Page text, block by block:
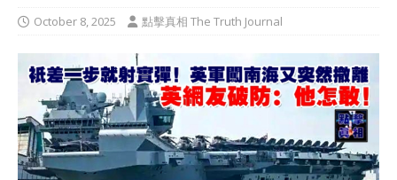
October 8, 2025 點擊真相 The Truth Journal